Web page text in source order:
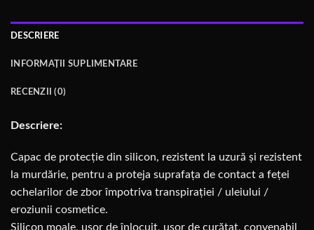
DESCRIERE
INFORMAȚII SUPLIMENTARE
RECENZII (0)
Descriere:
Capac de protecție din silicon, rezistent la uzură și rezistent
la murdărie, pentru a proteja suprafața de contact a feței
ochelarilor de zbor împotriva transpirației / uleiului /
eroziunii cosmetice.
Silicon moale, ușor de înlocuit, ușor de curățat, convenabil